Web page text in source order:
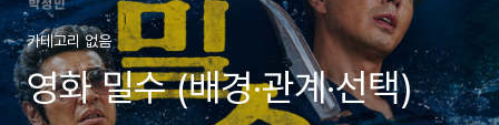
카테고리 없음
영화 밀수 (배경·관계·선택)